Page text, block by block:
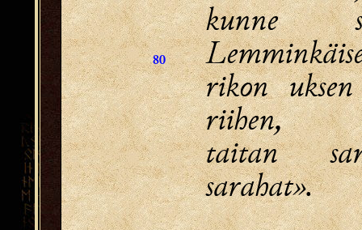
80
kunne
rikon
riihen,
taitan
sarahat».